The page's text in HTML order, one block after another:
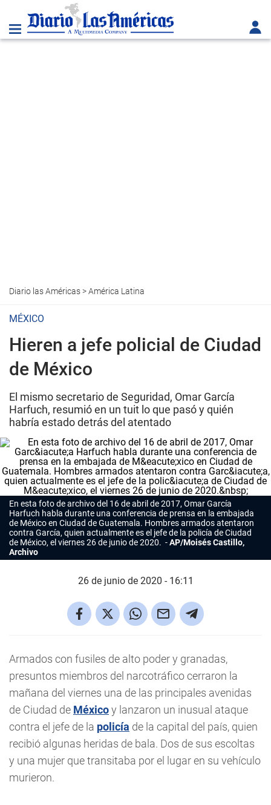
Diario las Américas>América Latina
MÉXICO
Hieren a jefe policial de Ciudad
de México
El mismo secretario de Seguridad, Omar García
Harfuch, resumió en un tuit lo que pasó y quién
habría estado detrás del atentado
En esta foto de archivo del 16 de abril de 2017, Omar García
Harfuch habla durante una conferencia de prensa en la embajada
de México en Ciudad de Guatemala. Hombres armados atentaron
contra García, quien actualmente es el jefe de la policía de Ciudad
de México, el viernes 26 de junio de 2020.
AP/Moisés Castillo,
Archivo
26 de junio de 2020 - 16:11
Armados con fusiles de alto poder y granadas,
presuntos miembros del narcotráfico cerraron la
mañana del viernes una de las principales avenidas
de Ciudad de Méxicoy lanzaron un inusual ataque
contra el jefe de la policía de la capital del país, quien
recibió algunas heridas de bala. Dos de sus escoltas
y una mujer que transitaba por el lugar en su vehículo
murieron.